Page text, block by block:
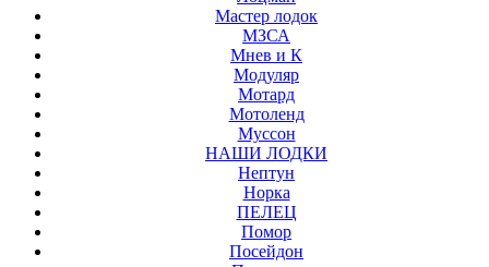
Мастер лодок
МЗСА
Мнев и К
Модуляр
Мотард
Мотоленд
Муссон
НАШИ ЛОДКИ
Нептун
Норка
ПЕЛЕЦ
Помор
Посейдон